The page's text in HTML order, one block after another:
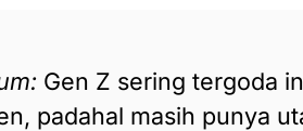
Gen Z sering tergoda
padahal masih punya